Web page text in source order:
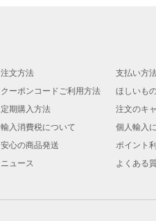
注文方法 支払い方
クーポンコードご利用方法 ほしいも
定期購入方法 注文のキ
輸入消費税について 個人輸入
安心の商品発送 ポイント
ニュース よくある